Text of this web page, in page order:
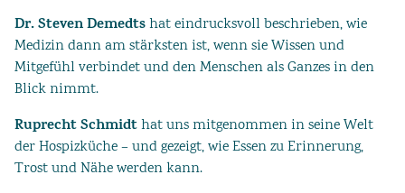
Dr. Steven Demedtshat eindrucksvoll beschrieben, wie
Medizin dann am stärksten ist, wenn sie Wissen und
Mitgefühl verbindet und den Menschen als Ganzes in den
Blick nimmt.
Ruprecht Schmidthat uns mitgenommen in seine Welt
der Hospizküche – und gezeigt, wie Essen zu Erinnerung,
Trost und Nähe werden kann.